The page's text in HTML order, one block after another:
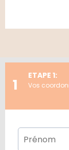
1 ETAPE 1:
Vos